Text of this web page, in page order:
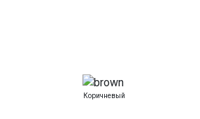
Коричневый